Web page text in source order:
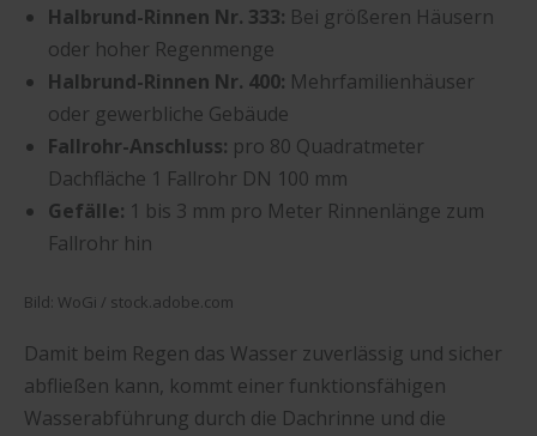
Halbrund-Rinnen Nr. 333: Bei größeren Häusern
oder hoher Regenmenge
Halbrund-Rinnen Nr. 400: Mehrfamilienhäuser
oder gewerbliche Gebäude
Fallrohr-Anschluss: pro 80 Quadratmeter
Dachfläche 1 Fallrohr DN 100 mm
Gefälle: 1 bis 3 mm pro Meter Rinnenlänge zum
Fallrohr hin
Bild: WoGi / stock.adobe.com
Damit beim Regen das Wasser zuverlässig und sicher
abfließen kann, kommt einer funktionsfähigen
Wasserabführung durch die Dachrinne und die